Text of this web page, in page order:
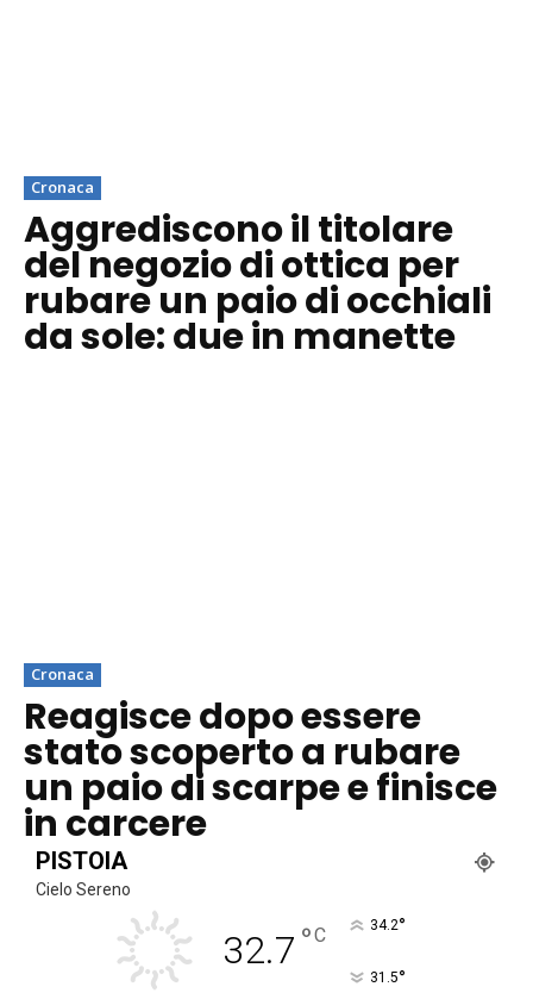
Cronaca
Aggrediscono il titolare
del negozio di ottica per
rubare un paio di occhiali
da sole: due in manette
Cronaca
Reagisce dopo essere
stato scoperto a rubare
un paio di scarpe e finisce
in carcere
PISTOIA
Cielo Sereno
32.7 °C 34.2°
31.5°